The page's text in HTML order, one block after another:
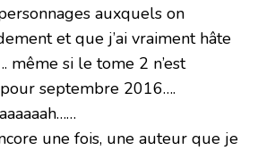
auxquels on
et que j’ai vraiment hâte
même si le tome 2 n’est
septembre 2016….
une fois, une auteur que je